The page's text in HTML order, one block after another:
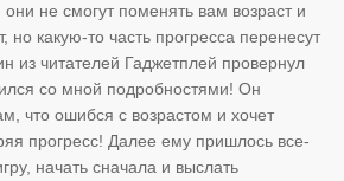
не смогут поменять вам возраст и
но какую-то часть прогресса перенесут
из читателей Гаджетплей провернул
со мной подробностями! Он
что ошибся с возрастом и хочет
прогресс! Далее ему пришлось все-
начать сначала и выслать